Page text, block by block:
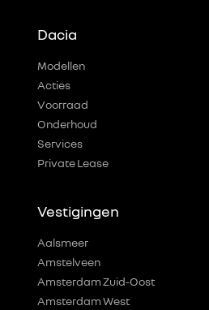
Dacia
Modellen
Acties
Voorraad
Onderhoud
Services
Private Lease
Vestigingen
Aalsmeer
Amstelveen
Amsterdam Zuid-Oost
Amsterdam West